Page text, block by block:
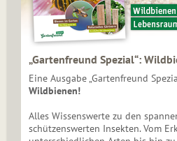
„Gartenfreund Spezial“:
Eine Ausgabe „Gartenfreund
Wildbienen!
Alles Wissenswerte zu den
schützenswerten Insekten. Vom